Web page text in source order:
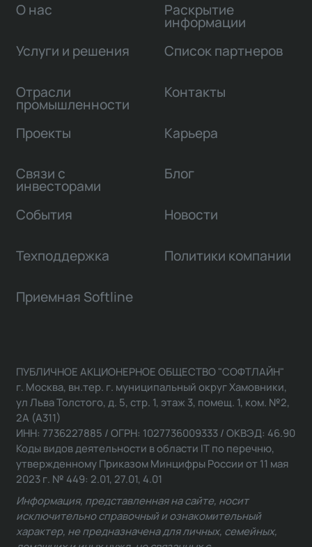
О нас
Услуги и решения
Отрасли
промышленности
Проекты
Связи с
инвесторами
Раскрытие
информации
Список партнеров
Контакты
Карьера
Блог
События Новости
Техподдержка Политики компании
Приемная Softline
ПУБЛИЧНОЕ АКЦИОНЕРНОЕ ОБЩЕСТВО "СОФТЛАЙН"
г. Москва, вн.тер. г. муниципальный округ Хамовники,
ул Льва Толстого, д. 5, стр. 1, этаж 3, помещ. 1, ком. №2,
2А (А311)
ИНН: 7736227885 / ОГРН: 1027736009333 / ОКВЭД: 46.90
Коды видов деятельности в области IT по перечню,
утвержденному Приказом Минцифры России от 11 мая
2023 г. № 449: 2.01, 27.01, 4.01
Информация, представленная на сайте, носит
исключительно справочный и ознакомительный
характер, не предназначена для личных, семейных,